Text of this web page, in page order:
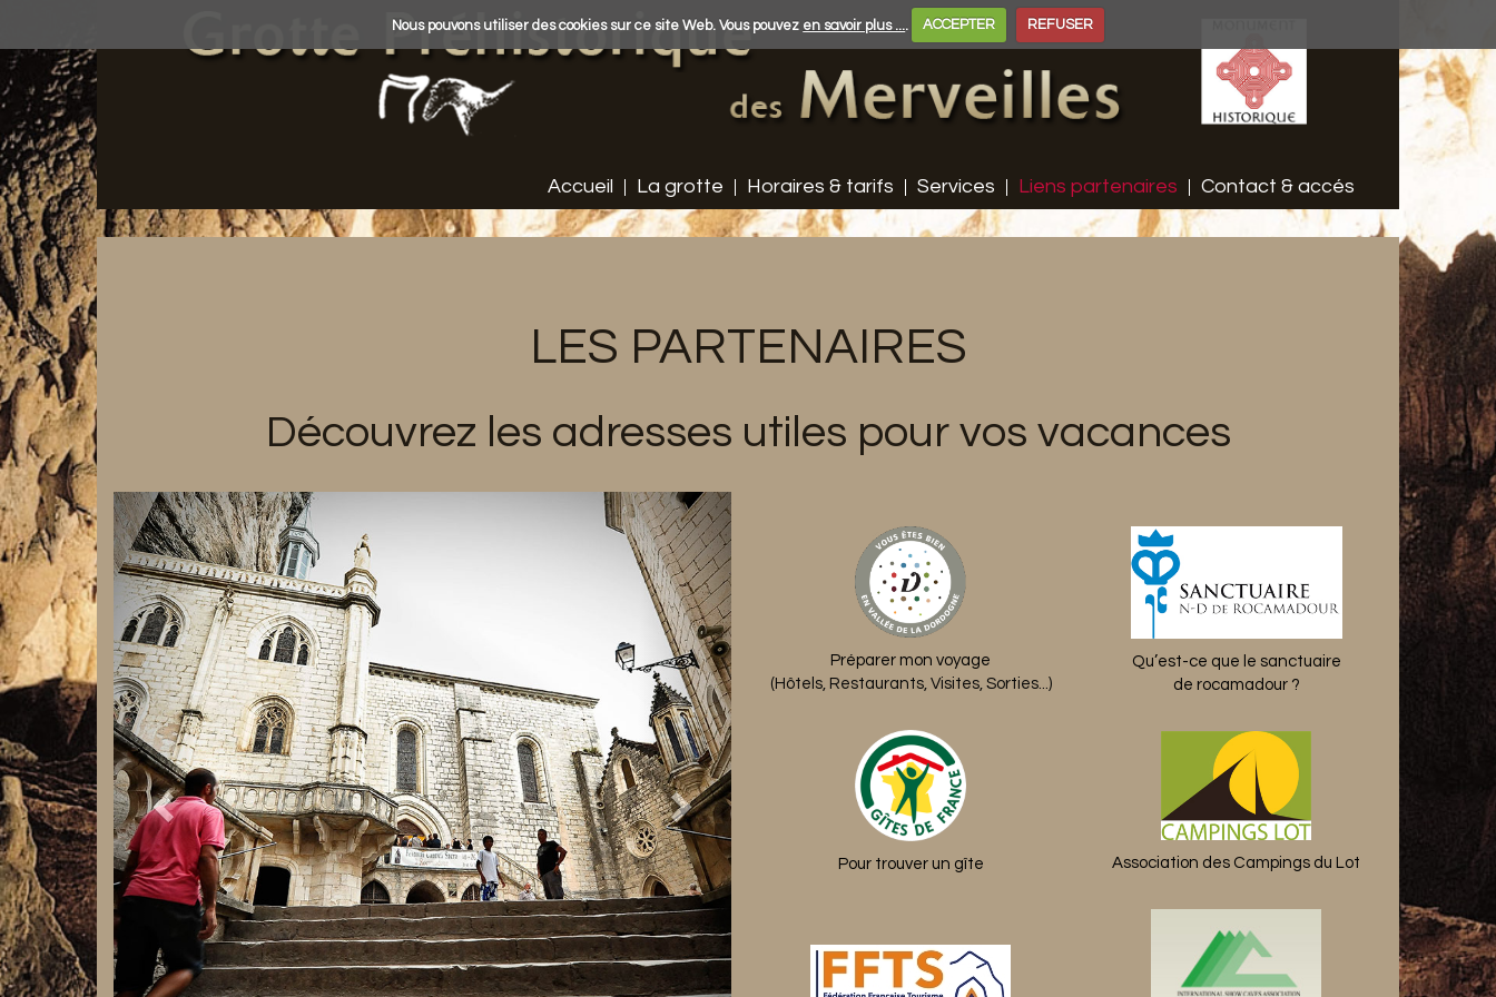
Nous pouvons utiliser des cookies sur ce site Web. Vous pouvez en savoir plus .... ACCEPTER REFUSER
Accueil La grotte Horaires & tarifs Services Liens partenaires Contact & accés
LES PARTENAIRES
Découvrez les adresses utiles pour vos vacances
Previous Next
Préparer mon voyage
(Hôtels, Restaurants, Visites, Sorties...)
Pour trouver un gîte
Qu’est-ce que le sanctuaire
de rocamadour ?
Association des Campings du Lot